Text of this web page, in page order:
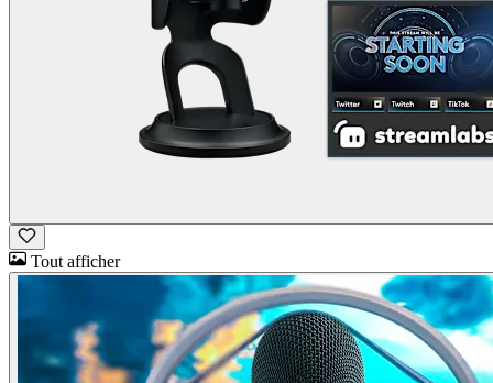
Tout afficher